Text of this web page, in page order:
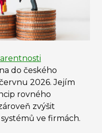
do českého
2026. Jejím
rovného
zvýšit
ve firmách.